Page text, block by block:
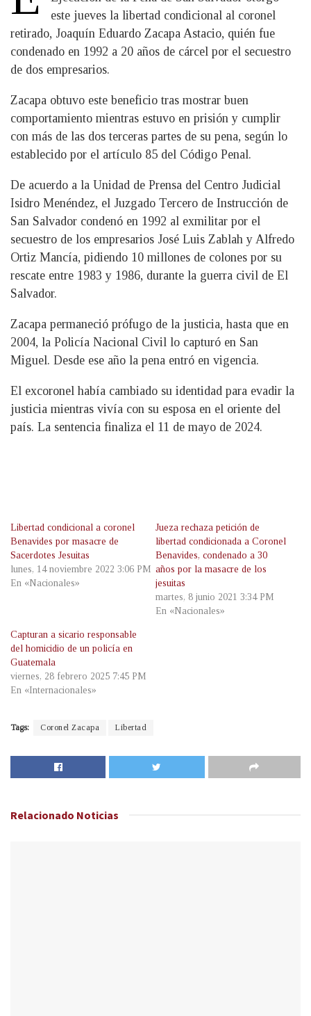
este jueves la libertad condicional al coronel
retirado, Joaquín Eduardo Zacapa Astacio, quién fue
condenado en 1992 a 20 años de cárcel por el secuestro
de dos empresarios.
Zacapa obtuvo este beneficio tras mostrar buen
comportamiento mientras estuvo en prisión y cumplir
con más de las dos terceras partes de su pena, según lo
establecido por el artículo 85 del Código Penal.
De acuerdo a la Unidad de Prensa del Centro Judicial
Isidro Menéndez, el Juzgado Tercero de Instrucción de
San Salvador condenó en 1992 al exmilitar por el
secuestro de los empresarios José Luis Zablah y Alfredo
Ortiz Mancía, pidiendo 10 millones de colones por su
rescate entre 1983 y 1986, durante la guerra civil de El
Salvador.
Zacapa permaneció prófugo de la justicia, hasta que en
2004, la Policía Nacional Civil lo capturó en San
Miguel. Desde ese año la pena entró en vigencia.
El excoronel había cambiado su identidad para evadir la
justicia mientras vivía con su esposa en el oriente del
país. La sentencia finaliza el 11 de mayo de 2024.
Libertad condicional a coronel
Benavides por masacre de
Sacerdotes Jesuitas
lunes, 14 noviembre 2022 3:06 PM
En «Nacionales»
Jueza rechaza petición de
libertad condicionada a Coronel
Benavides, condenado a 30
años por la masacre de los
jesuitas
martes, 8 junio 2021 3:34 PM
En «Nacionales»
Capturan a sicario responsable
del homicidio de un policía en
Guatemala
viernes, 28 febrero 2025 7:45 PM
En «Internacionales»
Tags: Coronel Zacapa Libertad
Relacionado Noticias